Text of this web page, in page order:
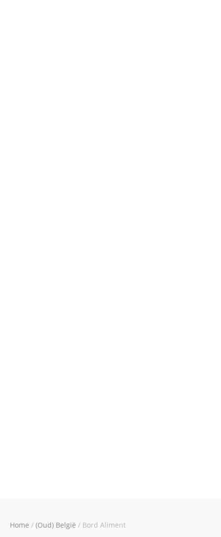
Home / (Oud) België / Bord Aliment